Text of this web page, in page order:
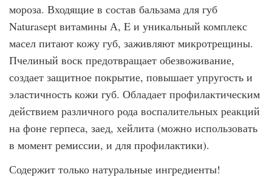
мороза. Входящие в состав бальзама для губ
Naturasept витамины А, E и уникальный комплекс
масел питают кожу губ, заживляют микротрещины.
Пчелиный воск предотвращает обезвоживание,
создает защитное покрытие, повышает упругость и
эластичность кожи губ. Обладает профилактическим
действием различного рода воспалительных реакций
на фоне герпеса, заед, хейлита (можно использовать
в момент ремиссии, и для профилактики).
Содержит только натуральные ингредиенты!